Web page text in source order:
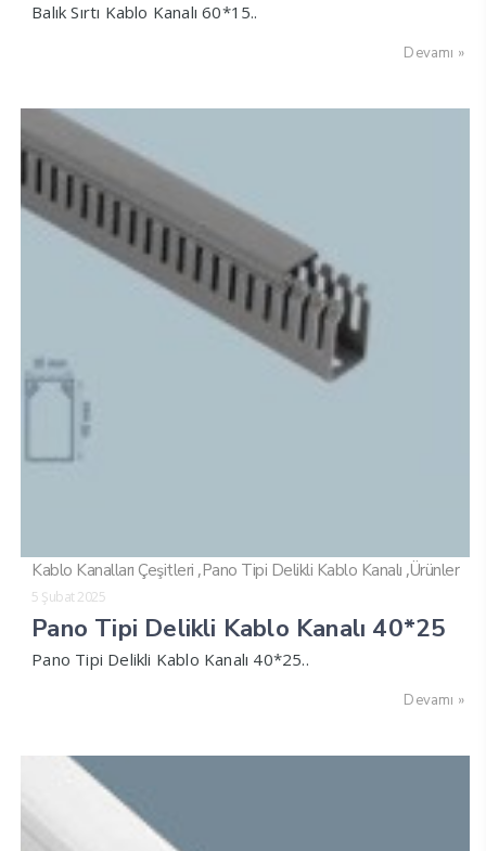
Balık Sırtı Kablo Kanalı 60*15..
Devamı »
Kablo Kanalları Çeşitleri ,Pano Tipi Delikli Kablo Kanalı ,Ürünler
5 Şubat 2025
Pano Tipi Delikli Kablo Kanalı 40*25
Pano Tipi Delikli Kablo Kanalı 40*25..
Devamı »